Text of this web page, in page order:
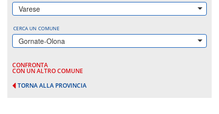
Varese
CERCA UN COMUNE
Gornate-Olona
CONFRONTA
CON UN ALTRO COMUNE
TORNA ALLA PROVINCIA